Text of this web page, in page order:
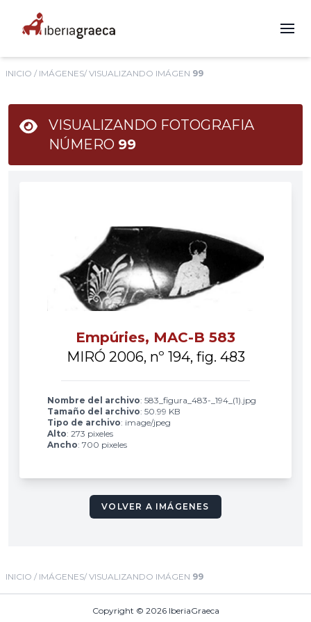
INICIO / IMÁGENES/ VISUALIZANDO IMÁGEN 99
VISUALIZANDO FOTOGRAFIA
NÚMERO 99
Empúries, MAC-B 583
MIRÓ 2006, nº 194, fig. 483
Nombre del archivo: 583_figura_483-_194_(1).jpg
Tamaño del archivo: 50.99 KB
Tipo de archivo: image/jpeg
Alto: 273 pixeles
Ancho: 700 pixeles
VOLVER A IMÁGENES
INICIO / IMÁGENES/ VISUALIZANDO IMÁGEN 99
Copyright © 2026 IberiaGraeca